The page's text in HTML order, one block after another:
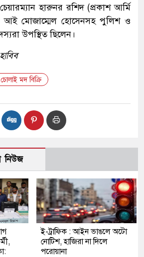
হারুনর রশিদ (প্রকাশ আর্মি
আই মোজাম্মেল হোসেনসহ পুলিশ ও
উপস্থিত ছিলেন।
চোলাই মদ বিক্রি
নিউজ
ই-ট্রাফিক : আইন ভাঙলে অটো
নোটিশ, হাজিরা না দিলে
পরোয়ানা